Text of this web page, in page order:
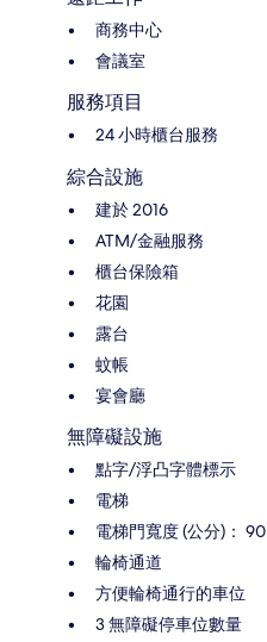
商務中心
會議室
服務項目
24 小時櫃台服務
綜合設施
建於 2016
ATM/金融服務
櫃台保險箱
花園
露台
蚊帳
宴會廳
無障礙設施
點字/浮凸字體標示
電梯
電梯門寬度 (公分)： 90
輪椅通道
方便輪椅通行的車位
3 無障礙停車位數量